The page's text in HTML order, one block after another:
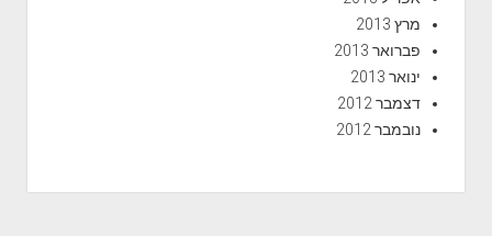
מרץ 2013
פברואר 2013
ינואר 2013
דצמבר 2012
נובמבר 2012